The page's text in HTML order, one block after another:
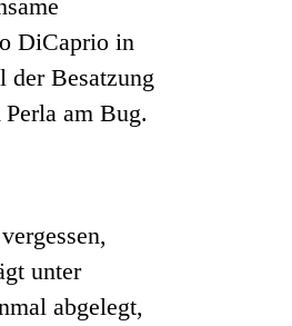
DiCaprio in
Besatzung
am Bug.
unter
abgelegt,